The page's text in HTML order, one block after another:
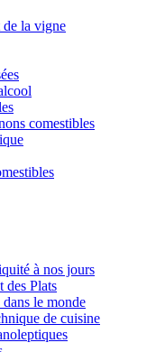
la vigne
comestibles
à nos jours
des Plats
le monde
de cuisine